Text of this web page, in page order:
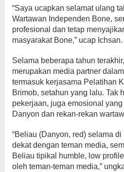
“Saya ucapkan selamat ulang
Wartawan Independen Bone,
profesional dan tetap
masyarakat Bone,” ucap Ichsan.
Selama beberapa tahun
merupakan media partner
termasuk kerjasama Pelatihan
Brimob, setahun yang lalu. Tak
pekerjaan, juga emosional
Danyon dan rekan-rekan
“Beliau (Danyon, red) selama
dekat dengan teman media,
Beliau tipikal humble, low
oleh teman-teman media,”